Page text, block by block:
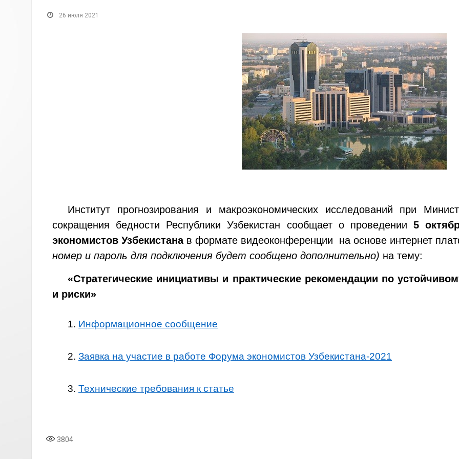
26 июля 2021
Институт прогнозирования и макроэкономических исследований при
сокращения бедности Республики Узбекистан сообщает о проведении5
экономистов Узбекистанав формате видеоконференции на основе интернет
номер и пароль для подключения будет сообщено дополнительно) на тему:
«Стратегические инициативы и практические рекомендации по
и риски»
1. Информационное сообщение
2. Заявка на участие в работе Форума экономистов Узбекистана-2021
3. Технические требования к статье
3804